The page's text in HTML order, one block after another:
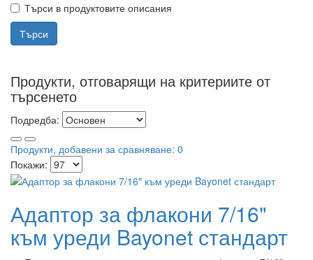
Търси в продуктовите описания
Продукти, отговарящи на критериите от
търсенето
Подредба:
Продукти, добавени за сравняване: 0
Покажи:
Адаптор за флакони 7/16"
към уреди Bayonet стандарт